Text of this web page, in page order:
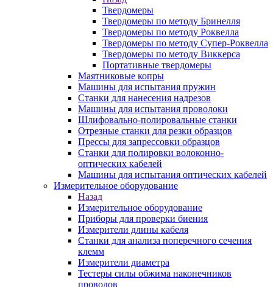
Твердомеры
Твердомеры по методу Бринелля
Твердомеры по методу Роквелла
Твердомеры по методу Супер-Роквелла
Твердомеры по методу Виккерса
Портативные твердомеры
Маятниковые копры
Машины для испытания пружин
Станки для нанесения надрезов
Машины для испытания проволоки
Шлифовально-полировальные станки
Отрезные станки для резки образцов
Прессы для запрессовки образцов
Станки для полировки волоконно-
оптических кабелей
Машины для испытания оптических кабелей
Измерительное оборудование
Назад
Измерительное оборудование
Приборы для проверки биения
Измерители длины кабеля
Станки для анализа поперечного сечения
клемм
Измерители диаметра
Тестеры силы обжима наконечников
проводов